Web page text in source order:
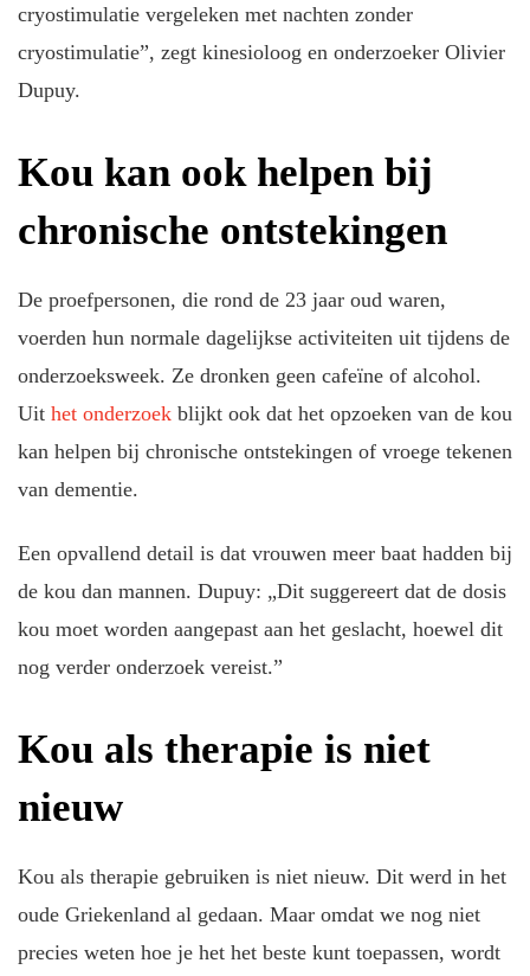
cryostimulatie vergeleken met nachten zonder
cryostimulatie”, zegt kinesioloog en onderzoeker Olivier
Dupuy.
Kou kan ook helpen bij
chronische ontstekingen
De proefpersonen, die rond de 23 jaar oud waren,
voerden hun normale dagelijkse activiteiten uit tijdens de
onderzoeksweek. Ze dronken geen cafeïne of alcohol.
Uit het onderzoekblijkt ook dat het opzoeken van de kou
kan helpen bij chronische ontstekingen of vroege tekenen
van dementie.
Een opvallend detail is dat vrouwen meer baat hadden bij
de kou dan mannen. Dupuy: „Dit suggereert dat de dosis
kou moet worden aangepast aan het geslacht, hoewel dit
nog verder onderzoek vereist.”
Kou als therapie is niet
nieuw
Kou als therapie gebruiken is niet nieuw. Dit werd in het
oude Griekenland al gedaan. Maar omdat we nog niet
precies weten hoe je het het beste kunt toepassen, wordt